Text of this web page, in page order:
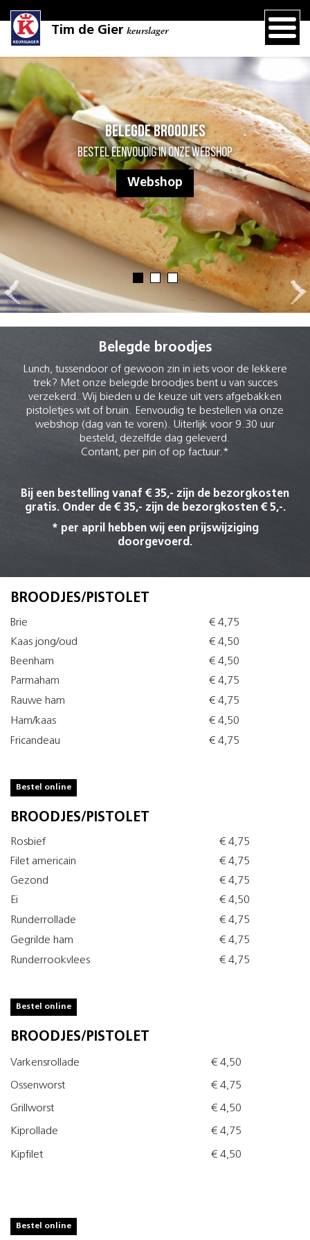
Tim de Gier keurslager
Belegde broodjes
Bestel eenvoudig online
Webshop
Belegde broodjes
Lunch, tussendoor of gewoon zin in iets voor de lekkere
trek? Met onze belegde broodjes bent u van succes
verzekerd. Wij bieden u de keuze uit vers afgebakken
pistoletjes wit of bruin. Eenvoudig te bestellen via onze
webshop (dag van te voren). Uiterlijk voor 9.30 uur
besteld, dezelfde dag geleverd.
Contant, per pin of op factuur.*
Bij een bestelling vanaf € 35,- zijn de bezorgkosten
gratis. Onder de € 35,- zijn de bezorgkosten € 5,-.
* per april hebben wij een prijswijziging
doorgevoerd.
BROODJES/PISTOLET
Brie
€ 4,75
Kaas jong/oud
€ 4,50
Beenham
€ 4,50
Parmaham
€ 4,75
Rauwe ham
€ 4,75
Ham/kaas
€ 4,50
Fricandeau
€ 4,75
Bestel online
BROODJES/PISTOLET
Rosbief
€ 4,75
Filet americain
€ 4,75
Gezond
€ 4,75
Ei
€ 4,50
Runderrollade
€ 4,75
Gegrilde ham
€ 4,75
Runderrookvlees
€ 4,75
Bestel online
BROODJES/PISTOLET
Varkensrollade € 4,50
Ossenworst € 4,75
Grillworst € 4,50
Kiprollade € 4,75
Kipfilet € 4,50
Bestel online